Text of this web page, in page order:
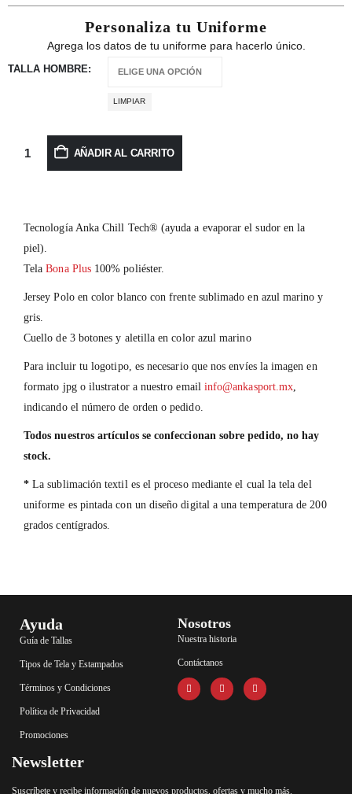
Personaliza tu Uniforme
Agrega los datos de tu uniforme para hacerlo único.
TALLA HOMBRE
LIMPIAR
AÑADIR AL CARRITO
Tecnología Anka Chill Tech® (ayuda a evaporar el sudor en la
piel).
TelaBona Plus 100% poliéster.
Jersey Polo en color blanco con frente sublimado en azul marino y
gris.
Cuello de 3 botones y aletilla en color azul marino
Para incluir tu logotipo, es necesario que nos envíes la imagen en
formato jpg o ilustrator a nuestro email info@ankasport.mx,
indicando el número de orden o pedido.
Todos nuestros artículos se confeccionan sobre pedido, no hay
stock.
* La sublimación textil es el proceso mediante el cual la tela del
uniforme es pintada con un diseño digital a una temperatura de 200
grados centígrados.
Ayuda
Guía de Tallas
Tipos de Tela y Estampados
Términos y Condiciones
Política de Privacidad
Promociones
Nosotros
Nuestra historia
Contáctanos
Newsletter
Suscríbete y recibe información de nuevos productos, ofertas y mucho más.